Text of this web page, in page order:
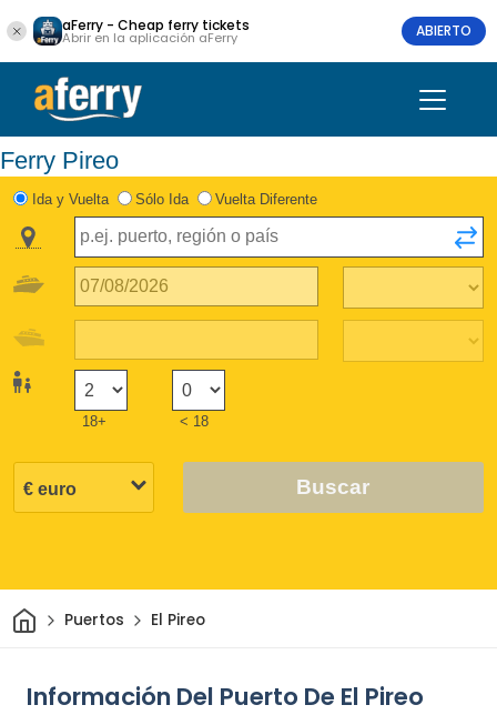
aFerry - Cheap ferry tickets
Abrir en la aplicación aFerry ABIERTO
Ferry Pireo
Ida y Vuelta Sólo Ida Vuelta Diferente
18+ < 18
Buscar
InicioPuertos El Pireo
Información Del Puerto De El Pireo